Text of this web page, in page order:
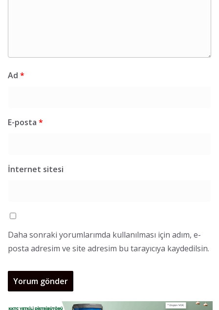
Ad *
E-posta *
İnternet sitesi
Daha sonraki yorumlarımda kullanılması için adım, e-
posta adresim ve site adresim bu tarayıcıya kaydedilsin.